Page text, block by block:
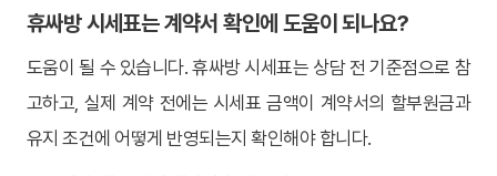
휴싸방 시세표는 계약서 확인에 도움이 되나요?
도움이 될 수 있습니다. 휴싸방 시세표는 상담 전 기준점으로 참
고하고, 실제 계약 전에는 시세표 금액이 계약서의 할부원금과
유지 조건에 어떻게 반영되는지 확인해야 합니다.